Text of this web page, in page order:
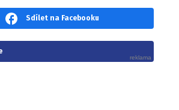
Sdílet na Facebooku